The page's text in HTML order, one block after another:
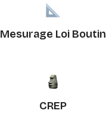
Mesurage Loi Boutin
CREP